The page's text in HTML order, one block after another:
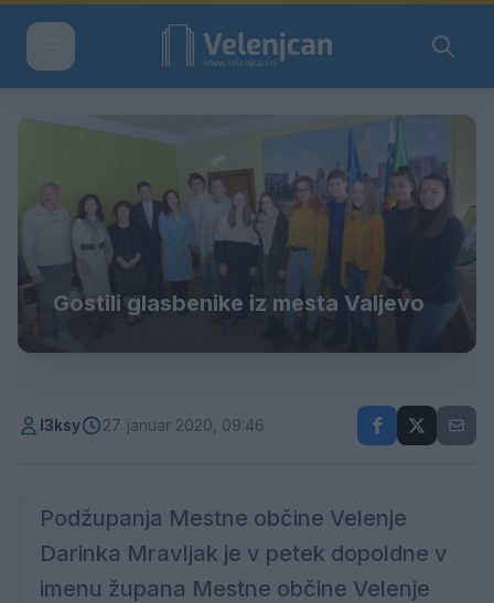
Gostili glasbenike iz mesta Valjevo
l3ksy 27. januar 2020, 09:46
Podžupanja Mestne občine Velenje
Darinka Mravljak je v petek dopoldne v
imenu župana Mestne občine Velenje